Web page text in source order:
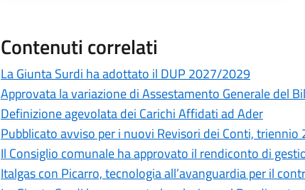
Contenuti correlati
La Giunta Surdi ha adottato il DUP 2027/2029
Approvata la variazione di Assestamento Generale del
Definizione agevolata dei Carichi Affidati ad Ader
Pubblicato avviso per i nuovi Revisori dei Conti,
Il Consiglio comunale ha approvato il rendiconto di
Italgas con Picarro, tecnologia all’avanguardia per il